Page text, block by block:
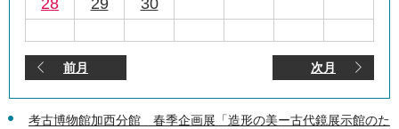
28
29 30
前月 次月
考古博物館加西分館 春季企画展「造形の美ー古代鏡展示館のた